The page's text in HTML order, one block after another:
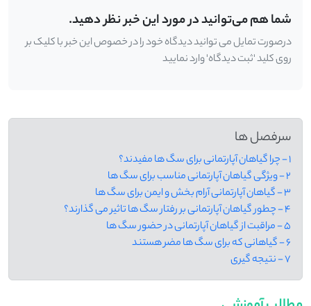
شما هم می‌توانید در مورد این خبر نظر دهید.
درصورت تمایل می توانید دیدگاه خود را در خصوص این خبر با کلیک بر
روی کلید 'ثبت دیدگاه' وارد نمایید
سرفصل ها
1 - چرا گیاهان آپارتمانی برای سگ ها مفیدند؟
2 - ویژگی گیاهان آپارتمانی مناسب برای سگ ها
3 - گیاهان آپارتمانی آرام ‌بخش و ایمن برای سگ ‌ها
4 - چطور گیاهان آپارتمانی بر رفتار سگ ‌ها تاثیر می‌ گذارند؟
5 - مراقبت از گیاهان آپارتمانی در حضور سگ ها
6 - گیاهانی که برای سگ ها مضر هستند
7 - نتیجه گیری